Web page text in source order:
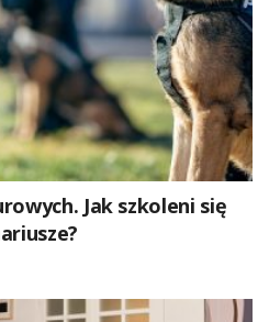
Jak szkoleni się